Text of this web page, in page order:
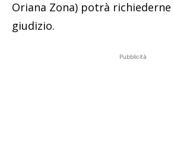
Oriana Zona) potrà
giudizio.
Pubblicità